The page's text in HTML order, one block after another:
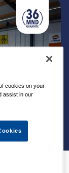
cookies on your
assist in our